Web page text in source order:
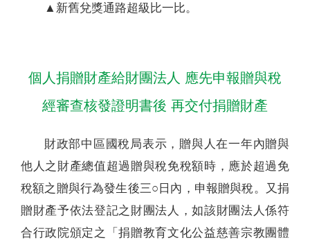
▲新舊兌獎通路超級比一比。
個人捐贈財產給財團法人 應先申報贈與稅
經審查核發證明書後 再交付捐贈財產
財政部中區國稅局表示，贈與人在一年內贈與
他人之財產總值超過贈與稅免稅額時，應於超過免
稅額之贈與行為發生後三○日內，申報贈與稅。又捐
贈財產予依法登記之財團法人，如該財團法人係符
合行政院頒定之「捐贈教育文化公益慈善宗教團體